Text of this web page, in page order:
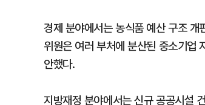
경제 분야에서는 농식품 예산 구조
위원은 여러 부처에 분산된 중소기업
안했다.
지방재정 분야에서는 신규 공공시설